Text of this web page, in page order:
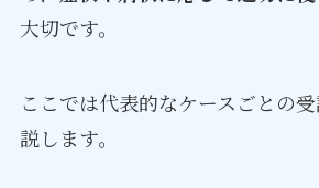
大切です。
ここでは代表的なケースごとの
説します。